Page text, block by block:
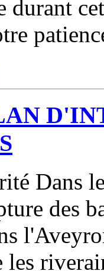
durant
Dans
des
les